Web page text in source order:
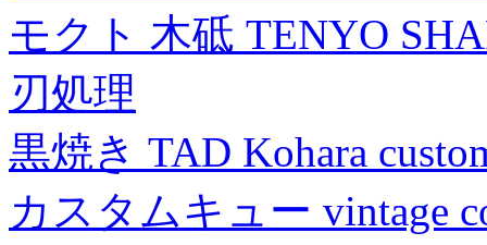
モクト 木砥 TENYO
刃処理
黒焼き TAD Kohara
カスタムキュー vintage